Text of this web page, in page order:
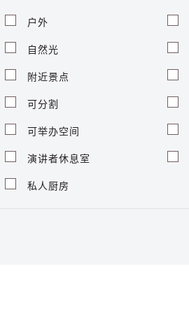
户外
自然光
附近景点
可分割
可举办空间
演讲者休息室
私人厨房